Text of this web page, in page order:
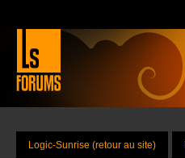
Logic-Sunrise (retour au site)